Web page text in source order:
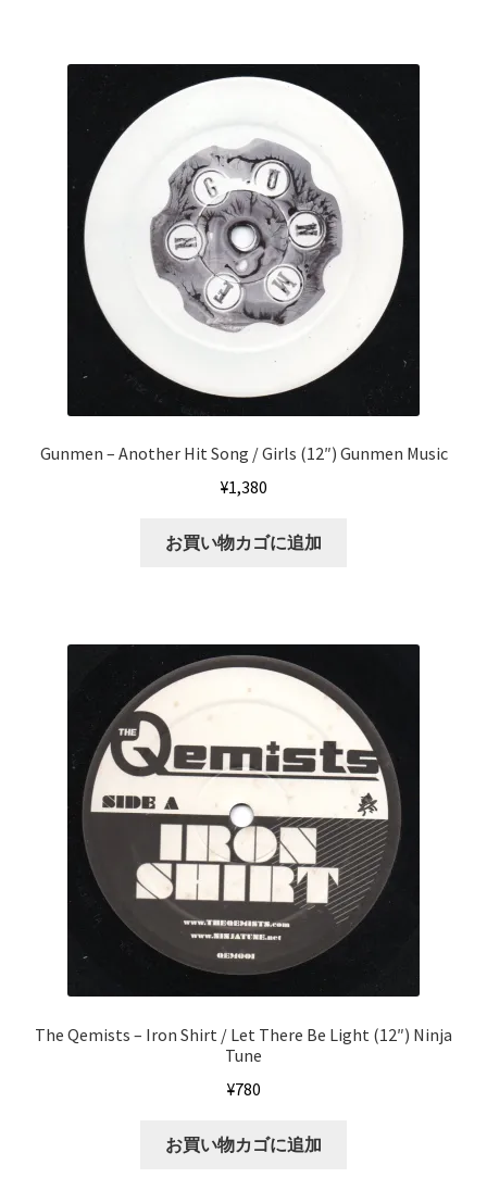
Gunmen – Another Hit Song / Girls (12″) Gunmen Music
¥1,380
お買い物カゴに追加
The Qemists ‎– Iron Shirt / Let There Be Light (12″) Ninja
Tune
¥780
お買い物カゴに追加